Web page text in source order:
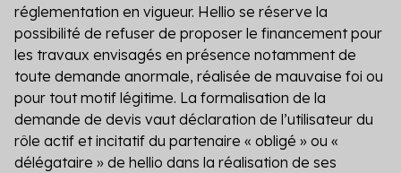
réglementation en vigueur. Hellio se réserve la
possibilité de refuser de proposer le financement pour
les travaux envisagés en présence notamment de
toute demande anormale, réalisée de mauvaise foi ou
pour tout motif légitime. La formalisation de la
demande de devis vaut déclaration de l’utilisateur du
rôle actif et incitatif du partenaire « obligé » ou «
délégataire » de hellio dans la réalisation de ses